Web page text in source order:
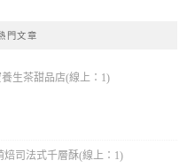
門文章
養生茶甜品店(線上：1)
焙司法式千層酥(線上：1)